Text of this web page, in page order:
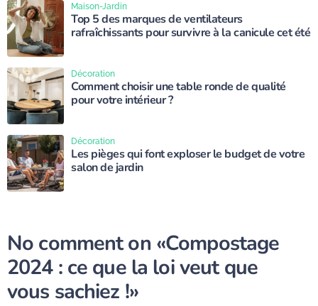
Top 5 des marques de ventilateurs
rafraîchissants pour survivre à la canicule cet été
Maison-Jardin
Comment choisir une table ronde de qualité
pour votre intérieur ?
Décoration
Les pièges qui font exploser le budget de votre
salon de jardin
Décoration
No comment on «Compostage
2024 : ce que la loi veut que
vous sachiez !»